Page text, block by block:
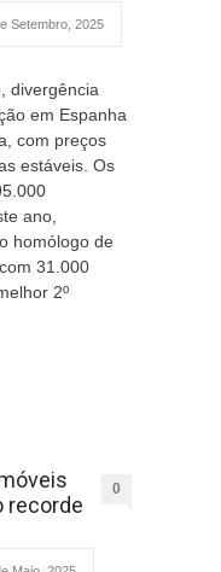
Setembro, 2025
divergência
em Espanha
com preços
estáveis. Os
ano,
homólogo de
31.000
2º
recorde
0